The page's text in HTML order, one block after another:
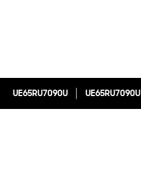
UE65RU7090U UE65RU7090U